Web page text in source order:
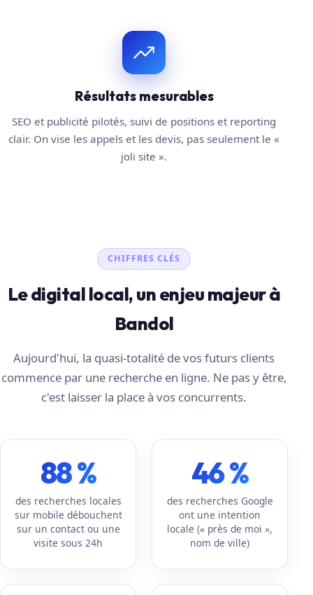
Résultats mesurables
SEO et publicité pilotés, suivi de positions et reporting
clair. On vise les appels et les devis, pas seulement le «
joli site ».
CHIFFRES CLÉS
Le digital local, un enjeu majeur à
Bandol
Aujourd'hui, la quasi-totalité de vos futurs clients
commence par une recherche en ligne. Ne pas y être,
c'est laisser la place à vos concurrents.
88 %
des recherches locales
sur mobile débouchent
sur un contact ou une
visite sous 24h
46 %
des recherches Google
ont une intention
locale (« près de moi »,
nom de ville)